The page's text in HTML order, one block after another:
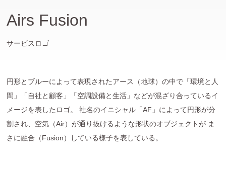
Airs Fusion
サービスロゴ
円形とブルーによって表現されたアース（地球）の中で「環境と人
間」「自社と顧客」「空調設備と生活」などが混ざり合っているイ
メージを表したロゴ。 社名のイニシャル「AF」によって円形が分
割され、空気（Air）が通り抜けるような形状のオブジェクトが ま
さに融合（Fusion）している様子を表している。